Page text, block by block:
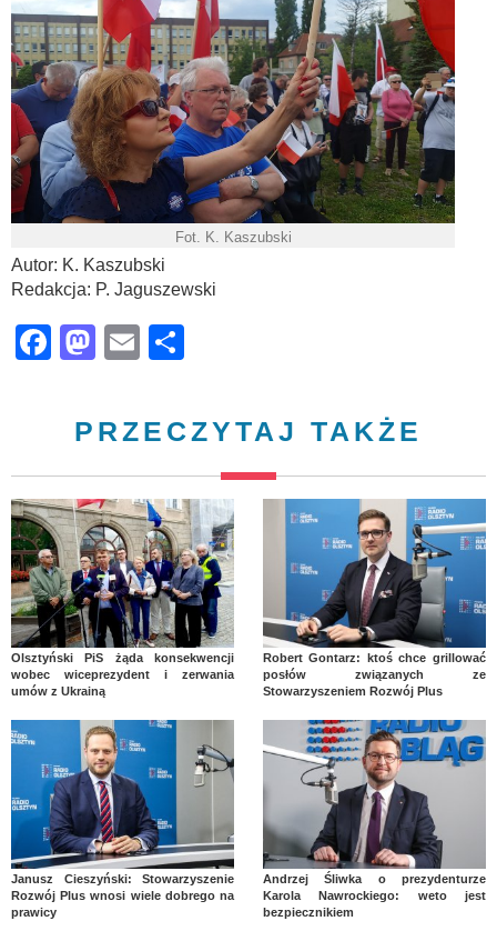
Fot. K. Kaszubski
Autor: K. Kaszubski
Redakcja: P. Jaguszewski
Facebook
Mastodon
Email
PRZECZYTAJ TAKŻE
Olsztyński PiS żąda konsekwencji
wobec wiceprezydent i zerwania
umów z Ukrainą
Robert Gontarz: ktoś chce grillować
posłów związanych ze
Stowarzyszeniem Rozwój Plus
Janusz Cieszyński: Stowarzyszenie
Rozwój Plus wnosi wiele dobrego na
prawicy
Andrzej Śliwka o prezydenturze
Karola Nawrockiego: weto jest
bezpiecznikiem